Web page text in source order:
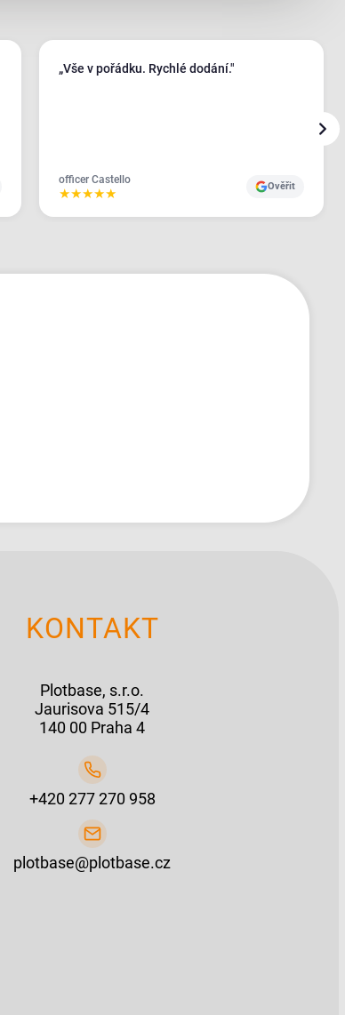
„Vše v pořádku. Rychlé dodání."
officer Castello
★★★★★ Ověřit
KONTAKT
Plotbase, s.r.o.
Jaurisova 515/4
140 00 Praha 4
+420 277 270 958
plotbase@plotbase.cz